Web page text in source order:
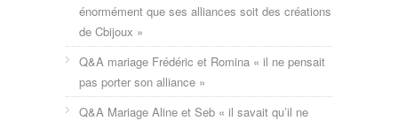
énormément que ses alliances soit des créations
de Cbijoux »
Q&A mariage Frédéric et Romina « il ne pensait
pas porter son alliance »
Q&A Mariage Aline et Seb « il savait qu’il ne